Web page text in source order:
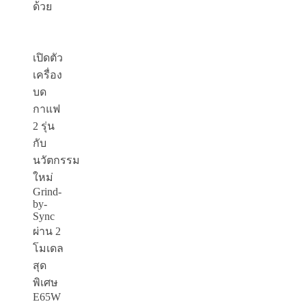
ด้วย
เปิดตัว
เครื่อง
บด
กาแฟ
2 รุ่น
กับ
นวัตกรรม
ใหม่
Grind-
by-
Sync
ผ่าน 2
โมเดล
สุด
พิเศษ
E65W